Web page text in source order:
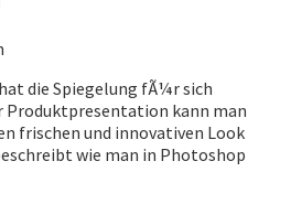
die Spiegelung fÃ¼r sich
Produktpresentation kann man
frischen und innovativen Look
wie man in Photoshop